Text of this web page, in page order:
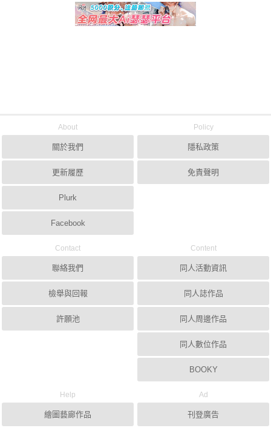
About
關於我們
更新履歷
Plurk
Facebook
Policy
隱私政策
免責聲明
Contact
聯絡我們
檢舉與回報
許願池
Content
同人活動資訊
同人誌作品
同人周邊作品
同人數位作品
BOOKY
Help
繪圖藝廊作品
Ad
刊登廣告